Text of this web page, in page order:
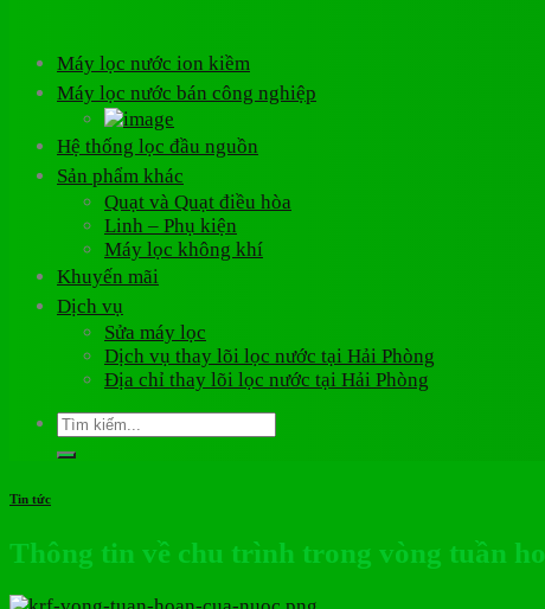
Máy lọc nước ion kiềm
Máy lọc nước bán công nghiệp
Hệ thống lọc đầu nguồn
Sản phẩm khác
Quạt và Quạt điều hòa
Linh – Phụ kiện
Máy lọc không khí
Khuyến mãi
Dịch vụ
Sửa máy lọc
Dịch vụ thay lõi lọc nước tại Hải Phòng
Địa chỉ thay lõi lọc nước tại Hải Phòng
Tìm
Tin tức
Thông tin về chu trình trong vòng tuần